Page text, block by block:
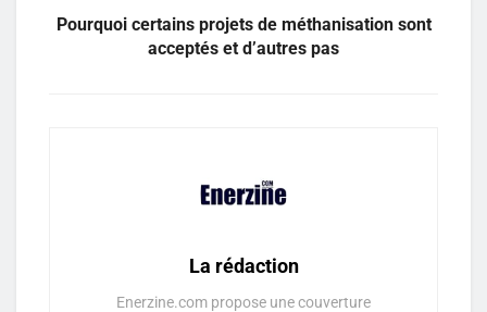
Pourquoi certains projets de méthanisation sont
acceptés et d’autres pas
La rédaction
Enerzine.com propose une couverture